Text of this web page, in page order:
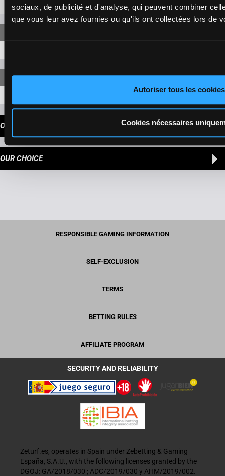
sociaux, de publicité et d'analyse, qui peuvent combiner
que vous leur avez fournies ou qu'ils ont collectées lors de
Autoriser tous les cookies
Cookies nécessaires
4-8 1,70 €
88,50 €
OUR TIPS
OUR CHOICE
RESPONSIBLE GAMING INFORMATION
SELF-EXCLUSION
TERMS
BETTING RULES
AFFILIATE PROGRAM
SECURITY AND RELIABILITY
Zeturf.es, operates in Spain under Zebetting & Gaming
España, S.A.U., with the following licenses granted by the
DGOJ: GA/2018/030 ; ADC/2019/030 y AHM/2019/002.